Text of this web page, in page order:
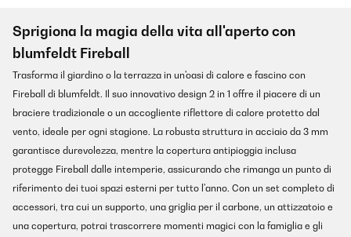
Sprigiona la magia della vita all'aperto con
blumfeldt Fireball
Trasforma il giardino o la terrazza in un'oasi di calore e fascino con
Fireball di blumfeldt. Il suo innovativo design 2 in 1 offre il piacere di un
braciere tradizionale o un accogliente riflettore di calore protetto dal
vento, ideale per ogni stagione. La robusta struttura in acciaio da 3 mm
garantisce durevolezza, mentre la copertura antipioggia inclusa
protegge Fireball dalle intemperie, assicurando che rimanga un punto di
riferimento dei tuoi spazi esterni per tutto l'anno. Con un set completo di
accessori, tra cui un supporto, una griglia per il carbone, un attizzatoio e
una copertura, potrai trascorrere momenti magici con la famiglia e gli